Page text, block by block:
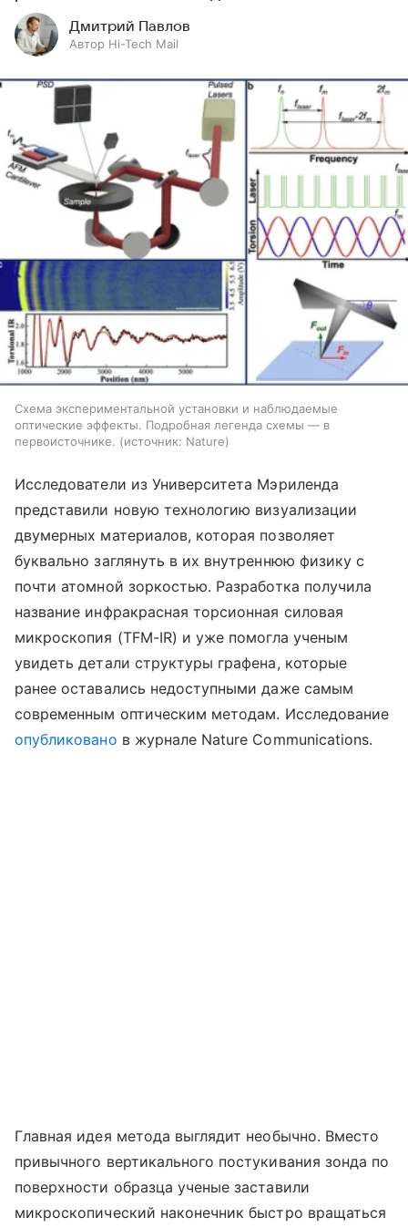
Дмитрий Павлов
Автор Hi-Tech Mail
Схема экспериментальной установки и наблюдаемые
оптические эффекты. Подробная легенда схемы — в
первоисточнике.
источник: Nature
Исследователи из Университета Мэриленда
представили новую технологию визуализации
двумерных материалов, которая позволяет
буквально заглянуть в их внутреннюю физику с
почти атомной зоркостью. Разработка получила
название инфракрасная торсионная силовая
микроскопия (TFM-IR) и уже помогла ученым
увидеть детали структуры графена, которые
ранее оставались недоступными даже самым
современным оптическим методам. Исследование
опубликовано в журнале Nature Communications.
Главная идея метода выглядит необычно. Вместо
привычного вертикального постукивания зонда по
поверхности образца ученые заставили
микроскопический наконечник быстро вращаться